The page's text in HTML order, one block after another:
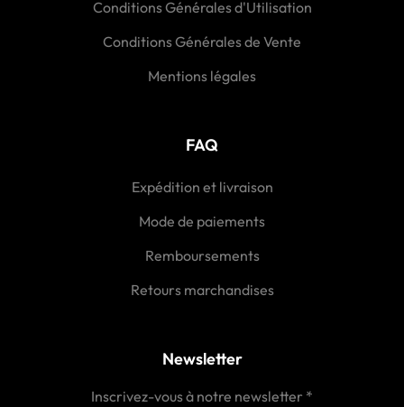
Conditions Générales d'Utilisation
Conditions Générales de Vente
Mentions légales
FAQ
Expédition et livraison
Mode de paiements
Remboursements
Retours marchandises
Newsletter
Inscrivez-vous à notre newsletter *